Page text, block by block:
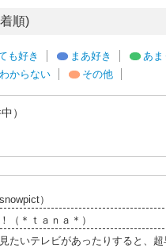
順)
も好き まあ好き
あ
わからない その他
）
）
（＊ｔａｎａ＊）
たいテレビがあったりすると、超